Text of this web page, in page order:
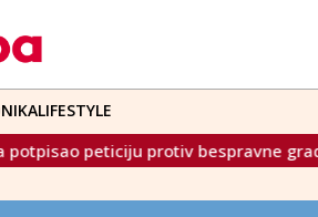
LIFESTYLE
bespravne gradnje u naselju